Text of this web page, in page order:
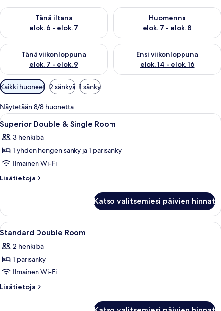
Tänä iltana
elok. 6 - elok. 7
Tarkista tämän illan saatavuus elok. 6 - elok. 7
Huomenna
elok. 7 - elok. 8
Tarkista huomisen saatavuus
Tänä viikonloppuna
elok. 7 - elok. 9
Tarkista tämän viikonlopun saatavuus elok. 7 - elok. 9
Ensi viikonloppuna
elok. 14 - elok. 16
Tarkista ensi viikonlopun
Huoneille
saatavilla
olevia
suodattimia
Kaikki huoneet 2 sänkyä 1 sänky
Näytetään 8/8 huonetta
Avaa
kaikki
huonetyypin
Superior
Double
&
kuvat
5
Superior Double & Single Room
3 henkilöä
1 yhden hengen sänky ja 1 parisänky
Ilmainen Wi-Fi
Lisätietoja
Lisätietoja
&
Single
Room
Katso valitsemiesi päivien hinnat
Avaa
kaikki
huonetyypin
Standard
Double
Room
6
Standard Double Room
2 henkilöä
1 parisänky
Ilmainen Wi-Fi
Lisätietoja
Lisätietoja